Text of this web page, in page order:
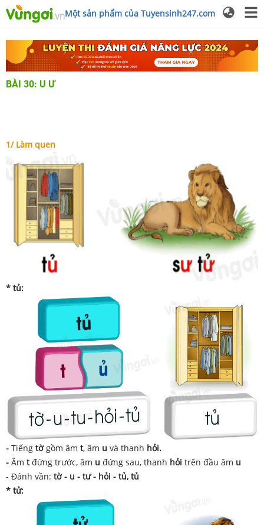
Một sản phẩm của Tuyensinh247.com
BÀI 30: U Ư
1/ Làm quen
* tủ:
- Tiếng tờgồm âm t, âm u và thanh hỏi.
- Âm tđứng trước, âm u đứng sau, thanh hỏi trên đầu âm u
- Đánh vần: tờ - u - tư - hỏi - tủ, tủ
* tử: